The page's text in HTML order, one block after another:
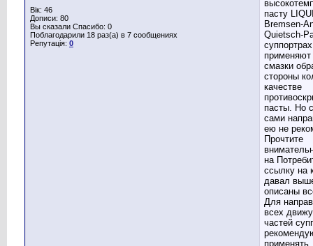
Вік: 46
Дописи: 80
Вы сказали Спасибо: 0
Поблагодарили 18 раз(а) в 7 сообщениях
Репутація: 0
пасту
Bremsen-
Quietsch-
смазки
стороны
качестве
пасты. Но
сами
ею не
Прочтите
на
ссылку на
давал
описаны
Для
всех
частей
применять